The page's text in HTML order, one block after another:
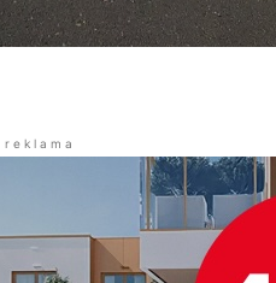
r e k l a m a